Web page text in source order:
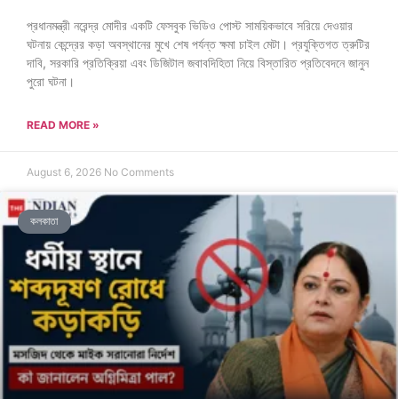
প্রধানমন্ত্রী নরেন্দ্র মোদীর একটি ফেসবুক ভিডিও পোস্ট সাময়িকভাবে সরিয়ে দেওয়ার
ঘটনায় কেন্দ্রের কড়া অবস্থানের মুখে শেষ পর্যন্ত ক্ষমা চাইল মেটা। প্রযুক্তিগত ত্রুটির
দাবি, সরকারি প্রতিক্রিয়া এবং ডিজিটাল জবাবদিহিতা নিয়ে বিস্তারিত প্রতিবেদনে জানুন
পুরো ঘটনা।
READ MORE »
August 6, 2026 No Comments
কলকাতা